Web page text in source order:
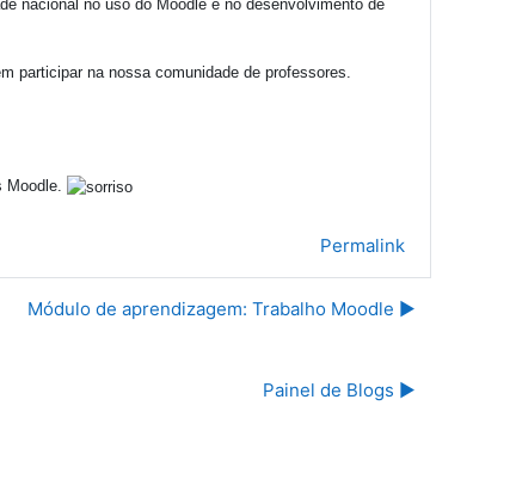
nacional no uso do Moodle e no desenvolvimento de
participar na nossa comunidade de professores.
Permalink
Módulo de aprendizagem: Trabalho Moodle ▶︎
Painel de Blogs ▶︎